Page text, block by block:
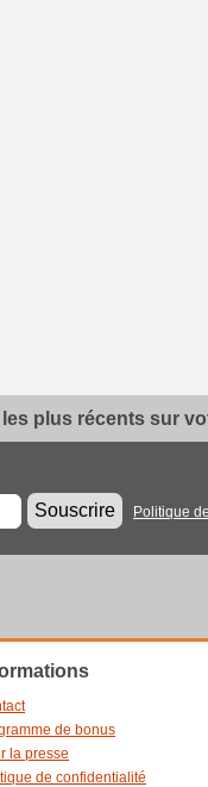
plus récents sur
Souscrire
Politique
de bonus
la presse
de confidentialité